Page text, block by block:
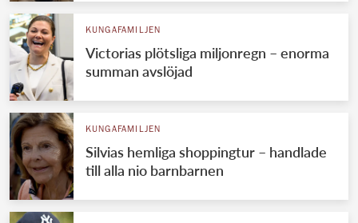
KUNGAFAMILJEN
Victorias plötsliga miljonregn – enorma
summan avslöjad
KUNGAFAMILJEN
Silvias hemliga shoppingtur – handlade
till alla nio barnbarnen